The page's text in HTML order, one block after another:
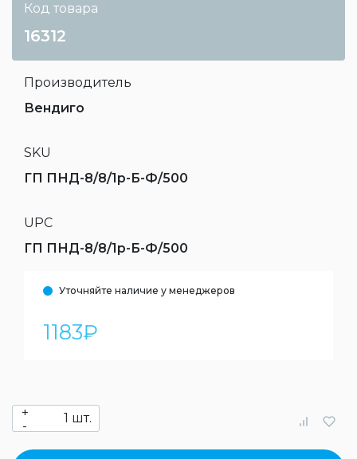
Код товара
16312
Производитель
Вендиго
SKU
ГП ПНД-8/8/1р-Б-Ф/500
UPC
ГП ПНД-8/8/1р-Б-Ф/500
Уточняйте наличие у менеджеров
1183₽
+
-
шт.